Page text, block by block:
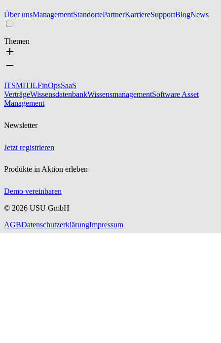
Über unsManagementStandortePartnerKarriereSupportBlogNews
Themen
ITSMITILFinOpsSaaS
VerträgeWissensdatenbankWissensmanagementSoftware Asset
Management
Newsletter
Jetzt registrieren
Produkte in Aktion erleben
Demo vereinbaren
© 2026 USU GmbH
AGBDatenschutzerklärungImpressum